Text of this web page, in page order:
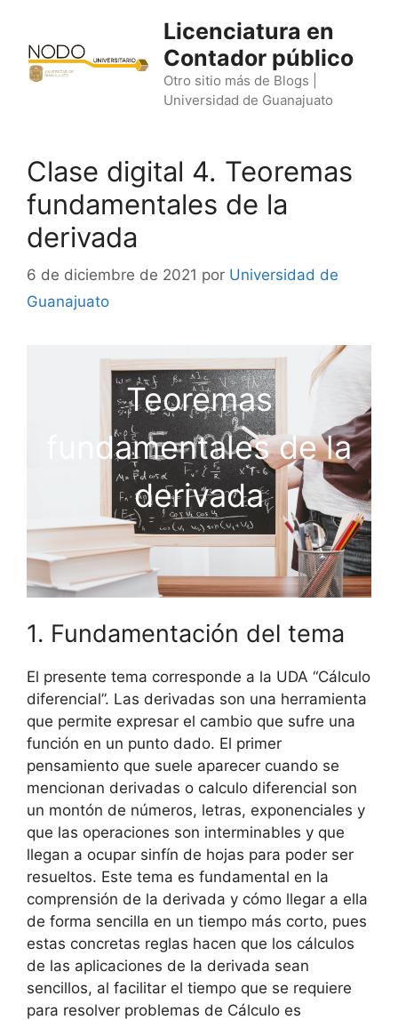
contenido
Licenciatura en
Contador público
Otro sitio más de Blogs |
Universidad de Guanajuato
Clase digital 4. Teoremas
fundamentales de la
derivada
6 de diciembre de 2021 por Universidad de
Guanajuato
Teoremas
fundamentales de la
derivada
1. Fundamentación del tema
El presente tema corresponde a la UDA “Cálculo
diferencial”. Las derivadas son una herramienta
que permite expresar el cambio que sufre una
función en un punto dado. El primer
pensamiento que suele aparecer cuando se
mencionan derivadas o calculo diferencial son
un montón de números, letras, exponenciales y
que las operaciones son interminables y que
llegan a ocupar sinfín de hojas para poder ser
resueltos. Este tema es fundamental en la
comprensión de la derivada y cómo llegar a ella
de forma sencilla en un tiempo más corto, pues
estas concretas reglas hacen que los cálculos
de las aplicaciones de la derivada sean
sencillos, al facilitar el tiempo que se requiere
para resolver problemas de Cálculo es